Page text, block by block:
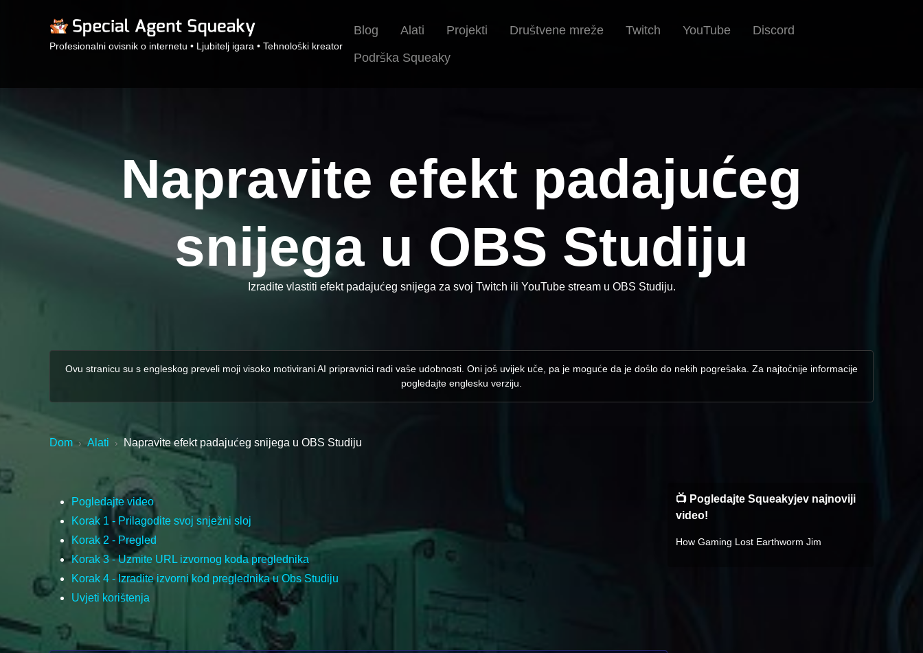
Profesionalni ovisnik o internetu • Ljubitelj igara • Tehnološki kreator
Blog Alati Projekti Društvene mreže Twitch YouTube Discord
Podrška Squeaky
Napravite efekt padajućeg
snijega u OBS Studiju
Izradite vlastiti efekt padajućeg snijega za svoj Twitch ili YouTube stream u OBS Studiju.
Ovu stranicu su s engleskog preveli moji visoko motivirani AI pripravnici radi vaše udobnosti. Oni još uvijek uče, pa je moguće da je došlo do nekih pogrešaka. Za najtočnije informacije
pogledajte englesku verziju.
Dom › Alati › Napravite efekt padajućeg snijega u OBS Studiju
Pogledajte video
Korak 1 - Prilagodite svoj snježni sloj
Korak 2 - Pregled
Korak 3 - Uzmite URL izvornog koda preglednika
Korak 4 - Izradite izvorni kod preglednika u Obs Studiju
Uvjeti korištenja
📺 Pogledajte Squeakyjev najnoviji
video!
How Gaming Lost Earthworm Jim